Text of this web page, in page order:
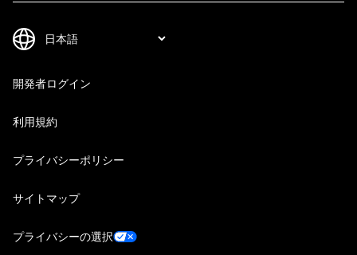
開発者ログイン
利用規約
プライバシーポリシー
サイトマップ
プライバシーの選択